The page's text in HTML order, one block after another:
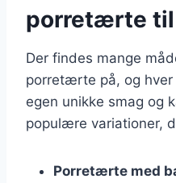
porretærte til
Der findes mange
porretærte på, og hver
egen unikke smag og
populære variationer,
Porretærte med